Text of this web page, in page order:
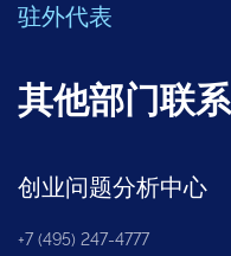
驻外代表
其他部门联
创业问题分析中心
+7 (495) 247-4777